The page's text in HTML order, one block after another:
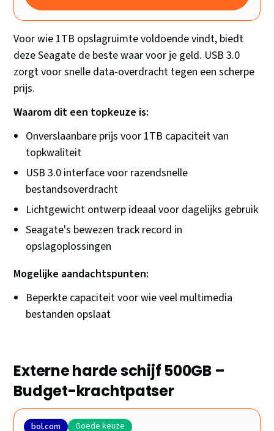
Voor wie 1TB opslagruimte voldoende vindt, biedt
deze Seagate de beste waar voor je geld. USB 3.0
zorgt voor snelle data-overdracht tegen een scherpe
prijs.
Waarom dit een topkeuze is:
Onverslaanbare prijs voor 1TB capaciteit van
topkwaliteit
USB 3.0 interface voor razendsnelle
bestandsoverdracht
Lichtgewicht ontwerp ideaal voor dagelijks gebruik
Seagate's bewezen track record in
opslagoplossingen
Mogelijke aandachtspunten:
Beperkte capaciteit voor wie veel multimedia
bestanden opslaat
Externe harde schijf 500GB –
Budget-krachtpatser
bol.com Goede keuze